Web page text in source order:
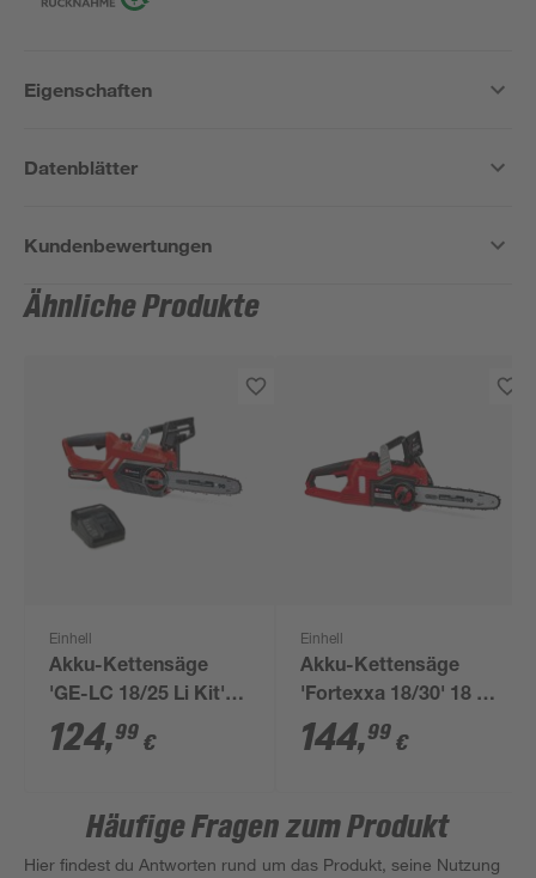
Eigenschaften
Datenblätter
Kundenbewertungen
Ähnliche Produkte
Einhell
Akku-Kettensäge
'GE-LC 18/25 Li Kit'
mit Akku und
Ladegerät 18 V 25 cm
124,99 €
Einhell
Akku-Kettensäge
'Fortexxa 18/30' 18 V
ohne Akku und
Ladegerät
144,99 €
Häufige Fragen zum Produkt
Hier findest du Antworten rund um das Produkt, seine Nutzung